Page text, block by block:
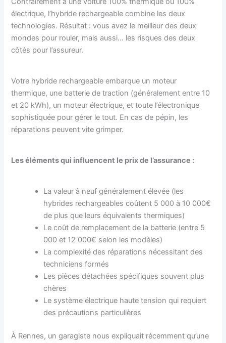
électrique, l’hybride rechargeable combine les deux
technologies. Résultat : vous avez le meilleur des deux
mondes pour rouler, mais aussi… les risques des deux
côtés pour l’assureur.
Votre hybride rechargeable embarque un moteur
thermique, une batterie de traction (généralement entre 10
et 20 kWh), un moteur électrique, et toute l’électronique
sophistiquée pour gérer le tout. En cas de pépin, les
réparations peuvent vite grimper.
Les éléments qui influencent le prix de l’assurance :
La valeur à neuf généralement élevée (les
hybrides rechargeables coûtent 5 000 à 10 000€
de plus que leurs équivalents thermiques)
Le coût de remplacement de la batterie (entre 5
000 et 12 000€ selon les modèles)
La complexité des réparations nécessitant des
techniciens formés
Les pièces détachées spécifiques souvent plus
chères
Le système électrique haute tension qui requiert
des précautions particulières
À Rennes, un garagiste nous expliquait récemment qu’une